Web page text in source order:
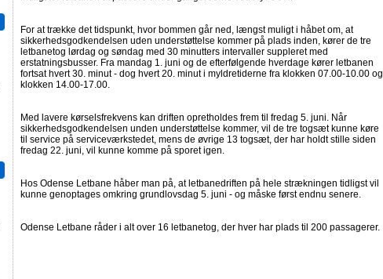
For at trække det tidspunkt, hvor bommen går ned, længst muligt i håbet om, at
sikkerhedsgodkendelsen uden understøttelse kommer på plads inden, kører de tre
letbanetog lørdag og søndag med 30 minutters intervaller suppleret med
erstatningsbusser. Fra mandag 1. juni og de efterfølgende hverdage kører letbanen
fortsat hvert 30. minut - dog hvert 20. minut i myldretiderne fra klokken 07.00-10.00 og
klokken 14.00-17.00.
Med lavere kørselsfrekvens kan driften opretholdes frem til fredag 5. juni. Når
sikkerhedsgodkendelsen unden understøttelse kommer, vil de tre togsæt kunne køre
til service på serviceværkstedet, mens de øvrige 13 togsæt, der har holdt stille siden
fredag 22. juni, vil kunne komme på sporet igen.
Hos Odense Letbane håber man på, at letbanedriften på hele strækningen tidligst vil
kunne genoptages omkring grundlovsdag 5. juni - og måske først endnu senere.
Odense Letbane råder i alt over 16 letbanetog, der hver har plads til 200 passagerer.